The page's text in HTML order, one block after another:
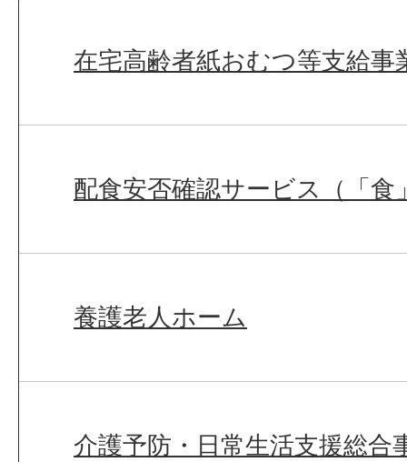
在宅高齢者紙おむつ等支給事
配食安否確認サービス（「食
養護老人ホーム
介護予防・日常生活支援総合